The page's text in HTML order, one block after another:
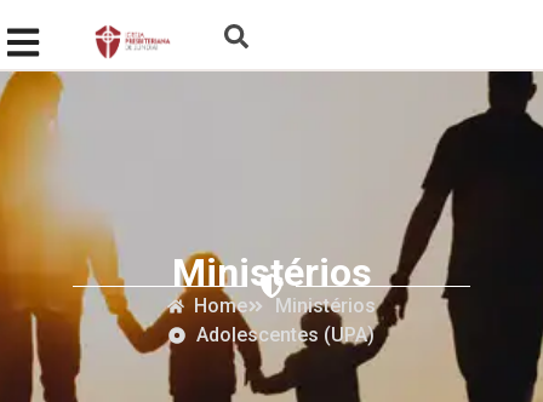
Ministérios
Home
Ministérios
Adolescentes (UPA)